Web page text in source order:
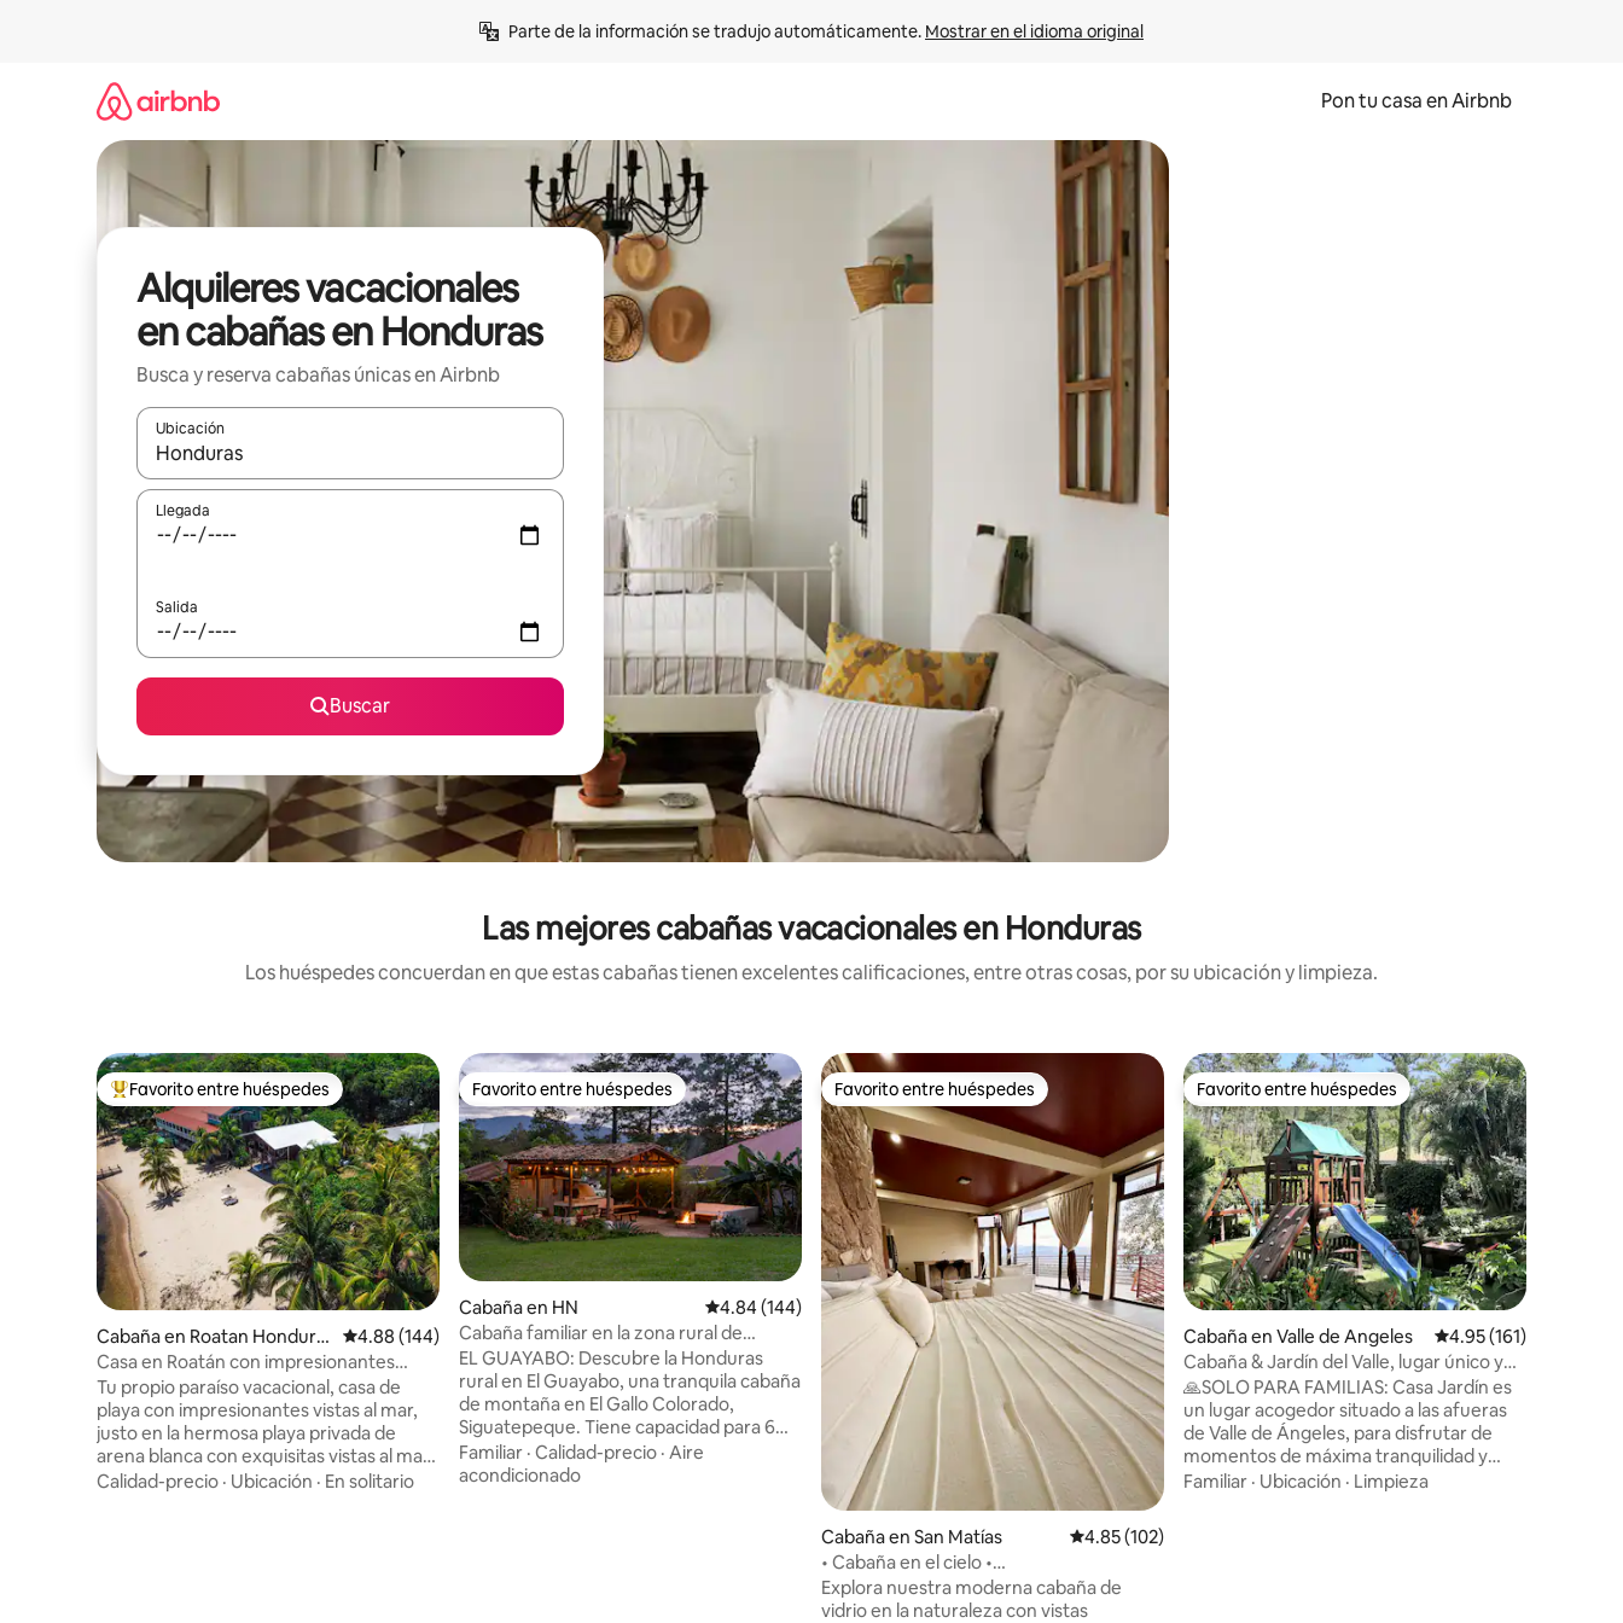
Parte de la información se tradujo automáticamente. Mostrar en el idioma original
Pon tu casa en Airbnb
Alquileres vacacionales
en cabañas en Honduras
Busca y reserva cabañas únicas en Airbnb
Ubicación
Cuando los resultados estén disponibles, navega con las teclas de flecha hacia arriba y hacia abajo o explora con el tacto o desliza el dedo.
Llegada
Salida
Buscar
Las mejores cabañas vacacionales en Honduras
Los huéspedes concuerdan en que estas cabañas tienen excelentes calificaciones, entre otras cosas, por su ubicación y limpieza.
Favorito entre huéspedes preferido
Favorito entre huéspedes
Cabaña en Roatan Hondura
s
Calificación promedio: 4.88 de 5, 144 reseñas
4.88 (144)
Casa en Roatán con impresionantes
vistas al mar y playa privada
Tu propio paraíso vacacional, casa de
playa con impresionantes vistas al mar,
justo en la hermosa playa privada de
arena blanca con exquisitas vistas al mar
y brisa. Se encuentra en Sandy Bay, en un
Calidad-precio · Ubicación · En solitario
Favorito entre huéspedes
Favorito entre huéspedes
Cabaña en HN Calificación promedio: 4.84 de 5, 144 reseñas
4.84 (144)
Cabaña familiar en la zona rural de
Siguatepeque | Capacidad para 6
personas
EL GUAYABO: Descubre la Honduras
rural en El Guayabo, una tranquila cabaña
de montaña en El Gallo Colorado,
Siguatepeque. Tiene capacidad para 6
huéspedes y cuenta con un amplio
porche delantero, cocina completa, Wi-
Familiar · Calidad-precio · Aire
acondicionado
Favorito entre huéspedes
Favorito entre huéspedes
Cabaña en San Matías Calificación promedio: 4.85 de 5, 102 reseñas
4.85 (102)
• Cabaña en el cielo •
[ModernGlassRetreat]
Explora nuestra moderna cabaña de
vidrio en la naturaleza con vistas
Favorito entre huéspedes
Favorito entre huéspedes
Cabaña en Valle de Angeles Calificación promedio:
4.95 (161)
Cabaña & Jardín del Valle, lugar único y
acogedor
🙏SOLO PARA FAMILIAS: Casa Jardín es
un lugar acogedor situado a las afueras
de Valle de Ángeles, para disfrutar de
momentos de máxima tranquilidad y
privacidad en familia, lejos del bullicio de
Familiar · Ubicación · Limpieza